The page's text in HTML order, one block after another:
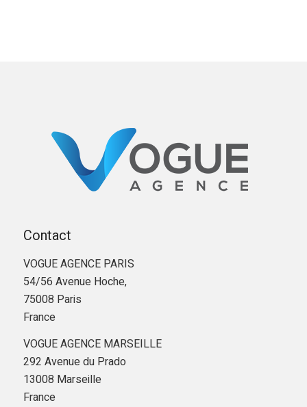
Contact
VOGUE AGENCE PARIS
54/56 Avenue Hoche,
75008 Paris
France
VOGUE AGENCE MARSEILLE
292 Avenue du Prado
13008 Marseille
France